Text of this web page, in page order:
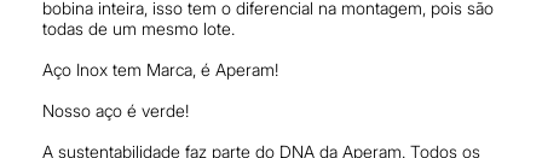
bobina inteira, isso tem o diferencial na montagem, pois são
todas de um mesmo lote.
Aço Inox tem Marca, é Aperam!
Nosso aço é verde!
A sustentabilidade faz parte do DNA da Aperam. Todos os